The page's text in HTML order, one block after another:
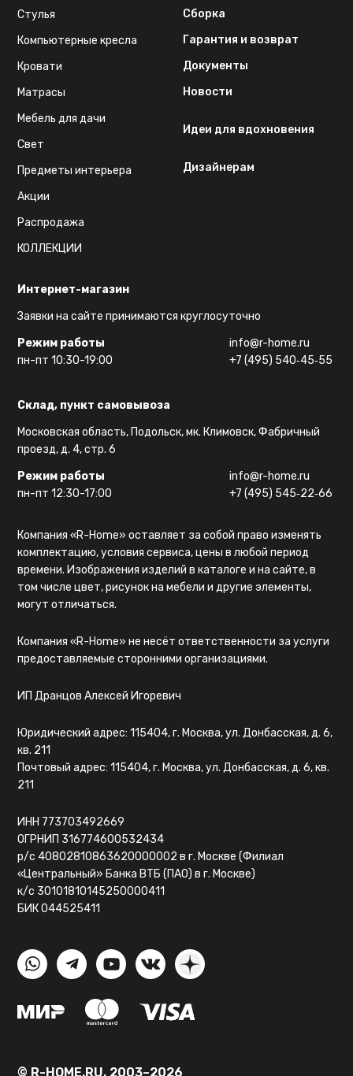
Интернет-магазин
Заявки на сайте принимаются круглосуточно
Режим работы
пн-пт 10:30-19:00
info@r-home.ru
+7 (495) 540‑45‑55
Склад, пункт самовывоза
Московская область, Подольск, мк. Климовск, Фабричный
проезд, д. 4, стр. 6
Режим работы
пн-пт 12:30-17:00
info@r-home.ru
+7 (495) 545‑22‑66
Стулья
Компьютерные кресла
Кровати
Матрасы
Мебель для дачи
Свет
Предметы интерьера
Акции
Распродажа
КОЛЛЕКЦИИ
Сборка
Гарантия и возврат
Документы
Новости
Идеи для вдохновения
Дизайнерам
Компания «R-Home» оставляет за собой право изменять
комплектацию, условия сервиса, цены в любой период
времени. Изображения изделий в каталоге и на сайте, в
том числе цвет, рисунок на мебели и другие элементы,
могут отличаться.
Компания «R-Home» не несёт ответственности за услуги
предоставляемые сторонними организациями.
ИП Дранцов Алексей Игоревич
Юридический адрес: 115404, г. Москва, ул. Донбасская, д. 6,
кв. 211
Почтовый адрес: 115404, г. Москва, ул. Донбасская, д. 6, кв.
211
ИНН 773703492669
ОГРНИП 316774600532434
р/с 40802810863620000002 в г. Москве (Филиал
«Центральный» Банка ВТБ (ПАО) в г. Москве)
к/с 30101810145250000411
БИК 044525411
© R-HOME.RU, 2003–2026